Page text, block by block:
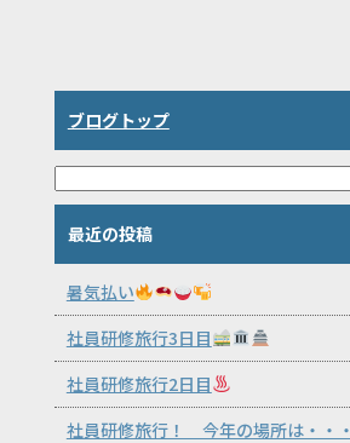
ブログトップ
最近の投稿
暑気払い
社員研修旅行3日目
社員研修旅行2日目
社員研修旅行！ 今年の場所は・・・